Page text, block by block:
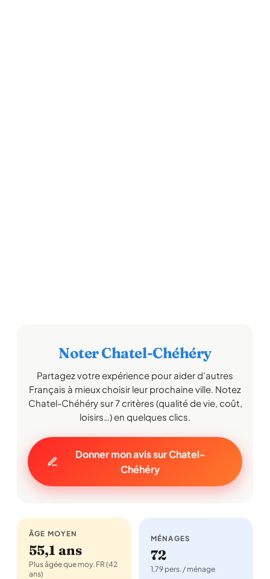
Noter Chatel-Chéhéry
Partagez votre expérience pour aider d'autres
Français à mieux choisir leur prochaine ville. Notez
Chatel-Chéhéry sur 7 critères (qualité de vie, coût,
loisirs…) en quelques clics.
Donner mon avis sur Chatel-
Chéhéry
ÂGE MOYEN
55,1 ans
Plus âgée que moy. FR (42
ans)
MÉNAGES
72
1,79 pers. / ménage